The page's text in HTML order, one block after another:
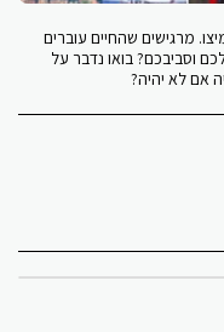
מרגישים שהחיים עוברים
וסביבכם? בואו נדבר על
אם לא יהיה?